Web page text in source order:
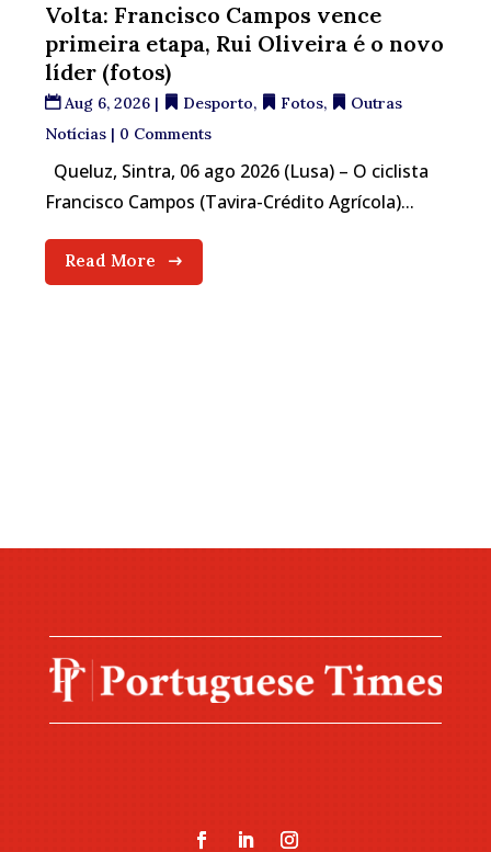
Volta: Francisco Campos vence
primeira etapa, Rui Oliveira é o novo
líder (fotos)
Aug 6, 2026 | Desporto, Fotos,
Outras
Notícias | 0 Comments
Queluz, Sintra, 06 ago 2026 (Lusa) – O ciclista
Francisco Campos (Tavira-Crédito Agrícola)...
Read More